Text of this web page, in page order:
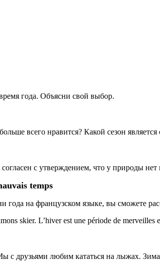
года. Объясни свой выбор.
всего нравится? Какой сезон
с утверждением, что у природы
temps
на французском языке, вы сможете
skier. L’hiver est une période de merveilles
друзьями любим кататься на лыжах.